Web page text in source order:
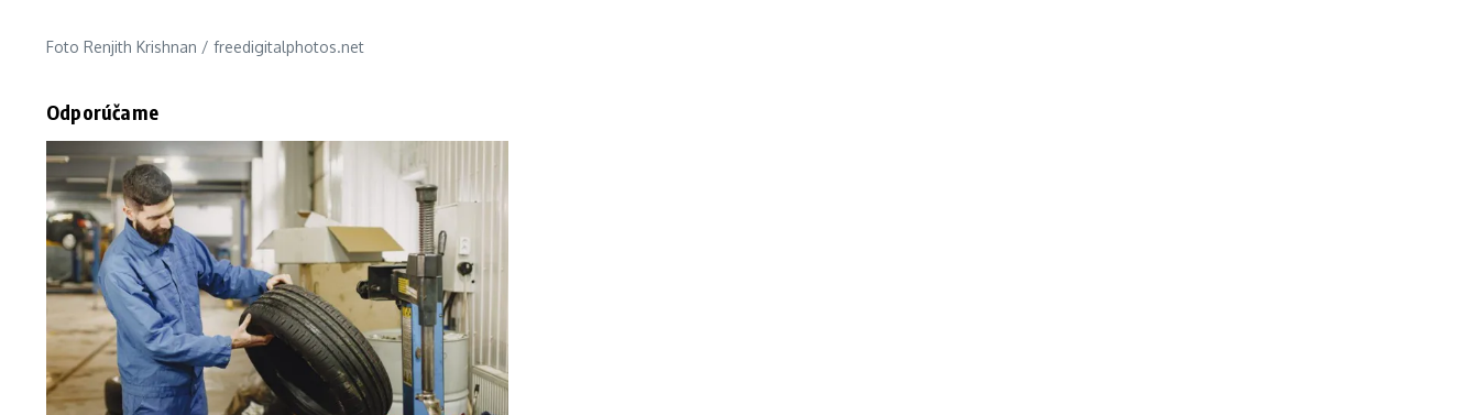
Foto Renjith Krishnan / freedigitalphotos.net
Odporúčame